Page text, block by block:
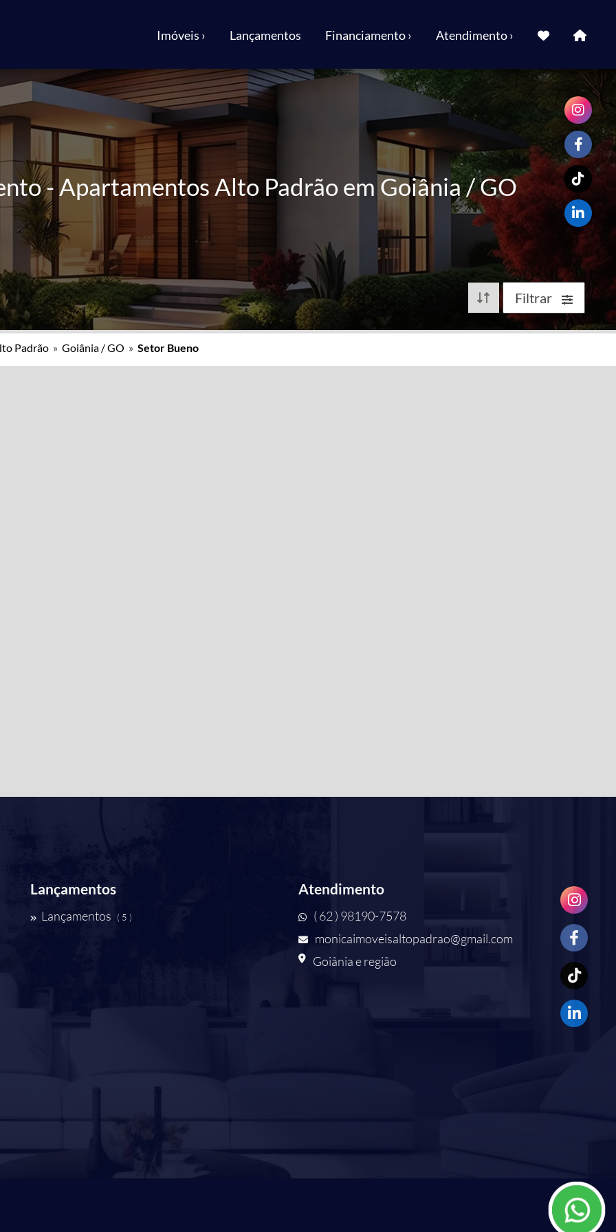
Imóveis › Lançamentos Financiamento › Atendimento ›
- Apartamentos Alto Padrão em Goiânia / GO
Filtrar
Padrão » Goiânia / GO » Setor Bueno
Lançamentos
Lançamentos ( 5 )
Atendimento
( 62 ) 98190-7578
monicaimoveisaltopadrao@gmail.com
Goiânia e região